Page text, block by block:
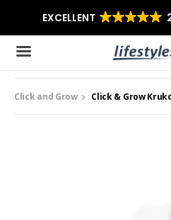
Produkten har blivit
Click and Grow Click & Grow